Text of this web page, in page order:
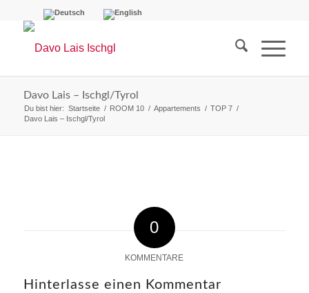
Davo Lais – Ischgl/Tyrol
Du bist hier: Startseite / ROOM 10 / Appartements / TOP 7 /
Davo Lais – Ischgl/Tyrol
0
KOMMENTARE
Hinterlasse einen Kommentar